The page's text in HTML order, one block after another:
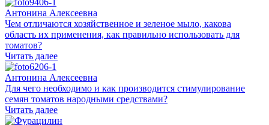
Антонина Алексеевна
Чем отличаются хозяйственное и зеленое мыло, какова
область их применения, как правильно использовать для
томатов?
Читать далее
Антонина Алексеевна
Для чего необходимо и как производится стимулирование
семян томатов народными средствами?
Читать далее